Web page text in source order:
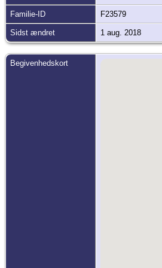
Familie-ID F23579
Sidst ændret 1 aug. 2018
Begivenhedskort